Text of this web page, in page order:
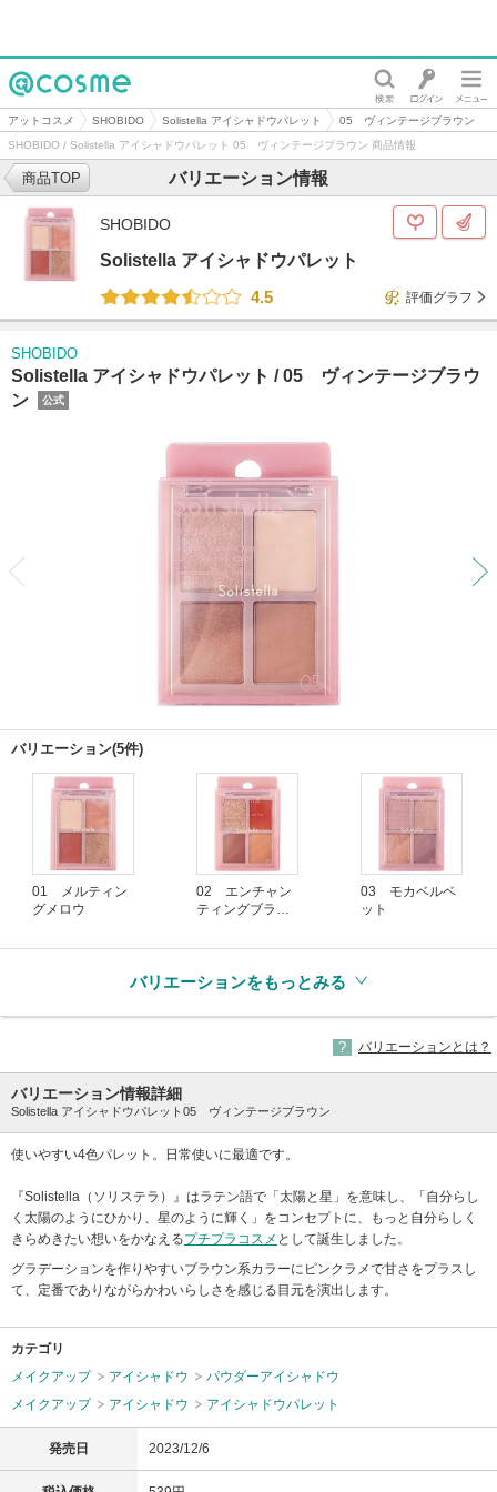
@cosme
アットコスメ SHOBIDO Solistella アイシャドウパレット
05 ヴィンテージブラウン
SHOBIDO / Solistella アイシャドウパレット 05 ヴィンテージブラウン 商品情報
バリエーション情報
商品TOP
SHOBIDO
Solistella アイシャドウパレット
4.5
評価グラフ
SHOBIDO
Solistella アイシャドウパレット /05 ヴィンテージブラウ
ン
公式
バリエーション(5件)
01 メルティン
グメロウ
02 エンチャン
ティングブラウ
03 モカベルベ
ット
バリエーションをもっとみる
バリエーションとは？
バリエーション情報詳細
Solistella アイシャドウパレット05 ヴィンテージブラウン
使いやすい4色パレット。日常使いに最適です。
『Solistella（ソリステラ）』はラテン語で「太陽と星」を意味し、「自分らし
く太陽のようにひかり、星のように輝く」をコンセプトに、もっと自分らしく
きらめきたい想いをかなえるプチプラコスメ として誕生しました。
グラデーションを作りやすいブラウン系カラーにピンクラメで甘さをプラスし
て、定番でありながらかわいらしさを感じる目元を演出します。
カテゴリ
メイクアップ
アイシャドウ
パウダーアイシャドウ
メイクアップ
アイシャドウ アイシャドウパレット
発売日 2023/12/6